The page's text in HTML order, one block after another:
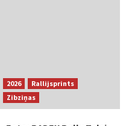
2026
Rallijsprints
Zibziņas